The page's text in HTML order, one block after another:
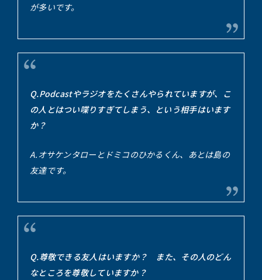
が多いです。
Q.Podcastやラジオをたくさんやられていますが、こ
の人とはつい喋りすぎてしまう、という相手はいます
か？
A.オサケンタローとドミコのひかるくん、あとは島の
友達です。
Q.尊敬できる友人はいますか？ また、その人のどん
なところを尊敬していますか？